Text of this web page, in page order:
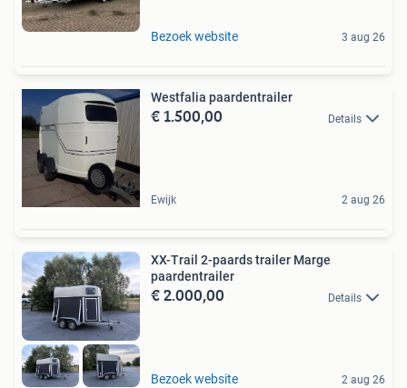
Bezoek website 3 aug 26
Westfalia paardentrailer
€ 1.500,00 Details
Ewijk 2 aug 26
XX-Trail 2-paards trailer Marge
paardentrailer
€ 2.000,00 Details
Bezoek website 2 aug 26